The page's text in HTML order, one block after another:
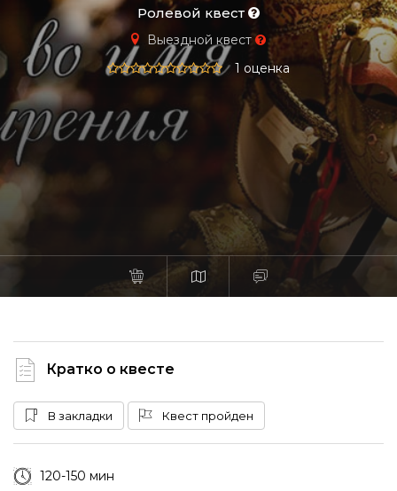
Ролевой квест
Выездной квест
1 оценка
Кратко о квесте
В закладки Квест пройден
120-150 мин